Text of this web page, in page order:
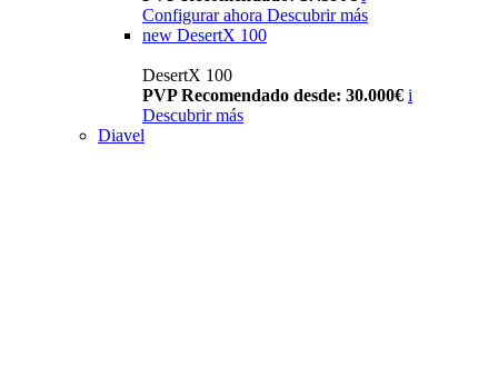
Configurar ahora Descubrir más
new DesertX 100
DesertX 100
PVP Recomendado desde: 30.000€ i
Descubrir más
Diavel